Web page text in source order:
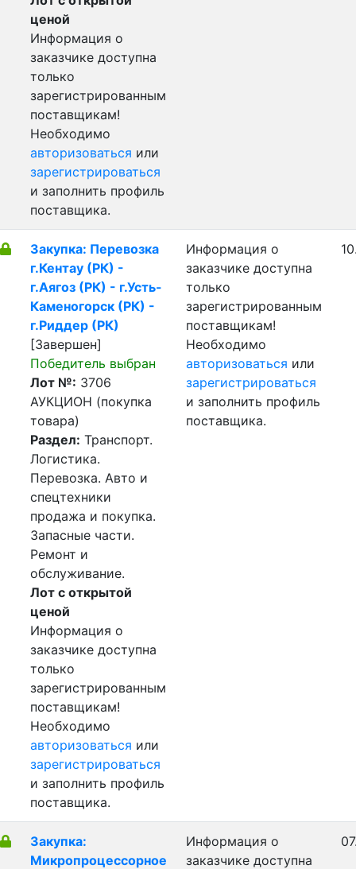
ценой
Информация о
заказчике доступна
только
зарегистрированным
поставщикам!
Необходимо
авторизоваться или
зарегистрироваться
и заполнить профиль
поставщика.
Закупка: Перевозка
г.Кентау (РК) -
г.Аягоз (РК) - г.Усть-
Каменогорск (РК) -
г.Риддер (РК)
[Завершен]
Победитель выбран
Лот №: 3706
АУКЦИОН (покупка
товара)
Раздел: Транспорт.
Логистика.
Перевозка. Авто и
спецтехники
продажа и покупка.
Запасные части.
Ремонт и
обслуживание.
Лот с открытой
ценой
Информация о
заказчике доступна
только
зарегистрированным
поставщикам!
Необходимо
авторизоваться или
зарегистрироваться
и заполнить профиль
поставщика.
Информация о
заказчике доступна
только
зарегистрированным
поставщикам!
Необходимо
авторизоваться или
зарегистрироваться
и заполнить профиль
поставщика.
Закупка:
Микропроцессорное
Информация о
заказчике доступна